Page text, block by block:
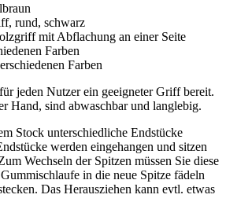
rund, schwarz
mit Abflachung an einer Seite
Farben
Farben
jeden Nutzer ein geeigneter Griff bereit.
Hand, sind abwaschbar und langlebig.
Stock unterschiedliche Endstücke
werden eingehangen und sitzen
Wechseln der Spitzen müssen Sie diese
in die neue Spitze fädeln
Das Herausziehen kann evtl. etwas